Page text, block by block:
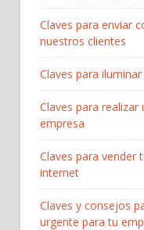
Claves para enviar
nuestros clientes
Claves para
Claves para
empresa
Claves para vender
internet
Claves y consejos
urgente para tu